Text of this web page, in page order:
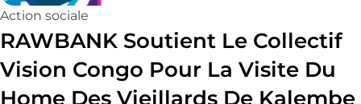
Action sociale
RAWBANK Soutient Le Collectif
Vision Congo Pour La Visite Du
Home Des Vieillards De Kalembe